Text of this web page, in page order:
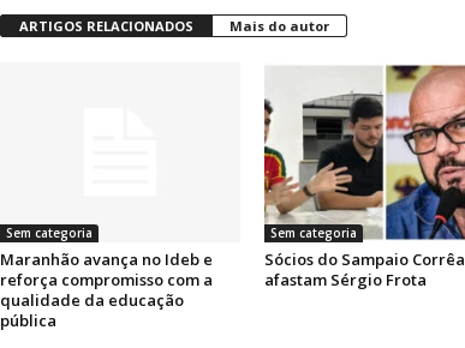
ARTIGOS RELACIONADOS Mais do autor
Sem categoria
Maranhão avança no Ideb e
reforça compromisso com a
qualidade da educação
pública
Sem categoria
Sócios do Sampaio Corrêa
afastam Sérgio Frota